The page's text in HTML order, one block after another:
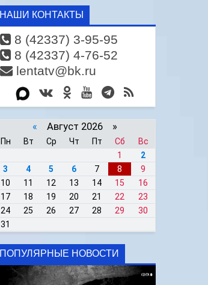
НАШИ КОНТАКТЫ
8 (42337) 3-95-95
8 (42337) 4-76-52
lentatv@bk.ru
« Август 2026 »
Пн Вт Ср Чт Пт Сб
Вс
1
2
3
4 5 6 7 8
9
10
11 12 13 14 15
16
17
18 19 20 21 22
23
24
25 26 27 28 29
30
31
ПОПУЛЯРНЫЕ НОВОСТИ